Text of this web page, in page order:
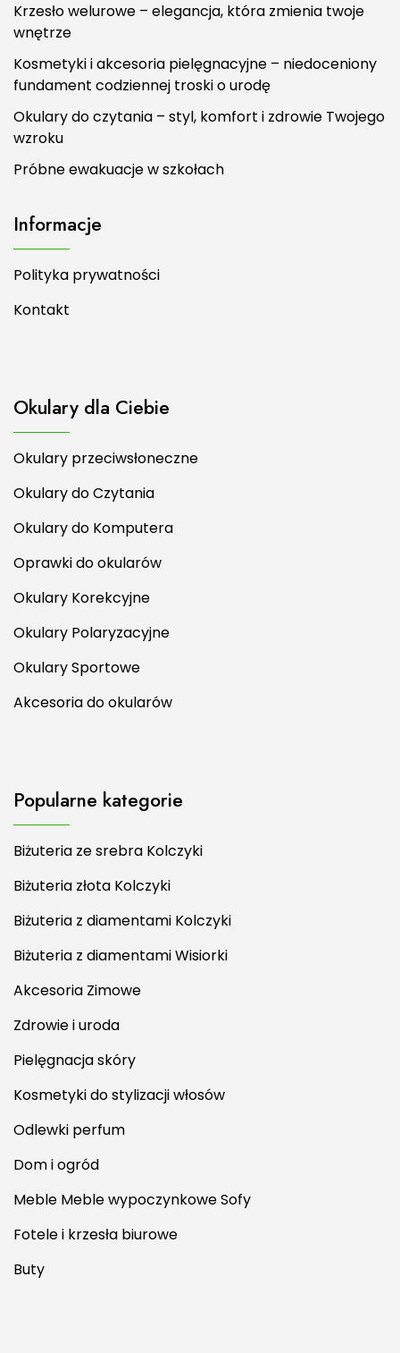
Krzesło welurowe – elegancja, która zmienia twoje
wnętrze
Kosmetyki i akcesoria pielęgnacyjne – niedoceniony
fundament codziennej troski o urodę
Okulary do czytania – styl, komfort i zdrowie Twojego
wzroku
Próbne ewakuacje w szkołach
Informacje
Polityka prywatności
Kontakt
Okulary dla Ciebie
Okulary przeciwsłoneczne
Okulary do Czytania
Okulary do Komputera
Oprawki do okularów
Okulary Korekcyjne
Okulary Polaryzacyjne
Okulary Sportowe
Akcesoria do okularów
Popularne kategorie
Biżuteria ze srebra Kolczyki
Biżuteria złota Kolczyki
Biżuteria z diamentami Kolczyki
Biżuteria z diamentami Wisiorki
Akcesoria Zimowe
Zdrowie i uroda
Pielęgnacja skóry
Kosmetyki do stylizacji włosów
Odlewki perfum
Dom i ogród
Meble Meble wypoczynkowe Sofy
Fotele i krzesła biurowe
Buty